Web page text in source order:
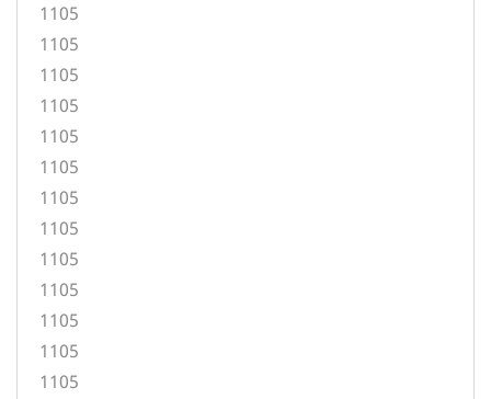
1105
1105
1105
1105
1105
1105
1105
1105
1105
1105
1105
1105
1105